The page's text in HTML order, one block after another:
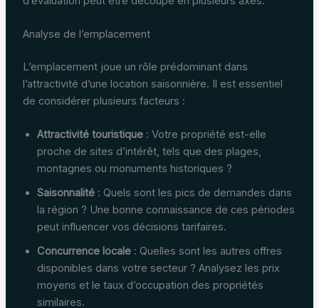
Analyse de l’emplacement
L’emplacement joue un rôle prédominant dans
l’attractivité d’une location saisonnière. Il est essentiel
de considérer plusieurs facteurs :
Attractivité touristique: Votre propriété est-elle
proche de sites d’intérêt, tels que des plages,
montagnes ou monuments historiques ?
Saisonnalité: Quels sont les pics de demandes dans
la région ? Une bonne connaissance de ces périodes
peut influencer vos décisions tarifaires.
Concurrence locale: Quelles sont les autres offres
disponibles dans votre secteur ? Analysez les prix
moyens et le taux d’occupation des propriétés
similaires.